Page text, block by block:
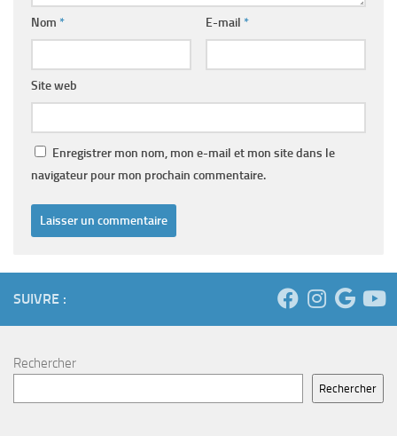
Nom * E-mail *
Site web
Enregistrer mon nom, mon e-mail et mon site dans le
navigateur pour mon prochain commentaire.
SUIVRE :
Rechercher
Rechercher